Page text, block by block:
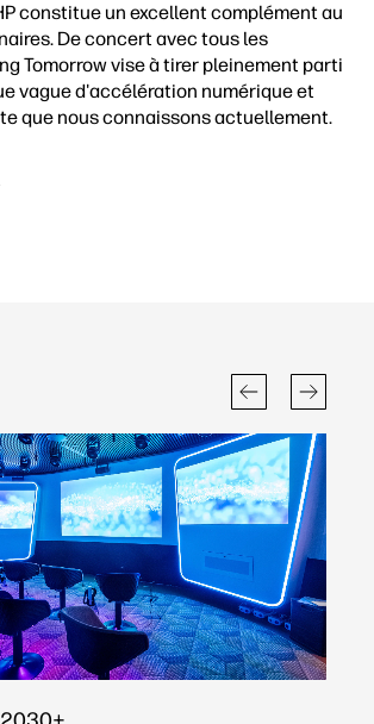
constitue un excellent complément au
De concert avec tous les
Tomorrow vise à tirer pleinement parti
vague d'accélération numérique et
que nous connaissons actuellement.